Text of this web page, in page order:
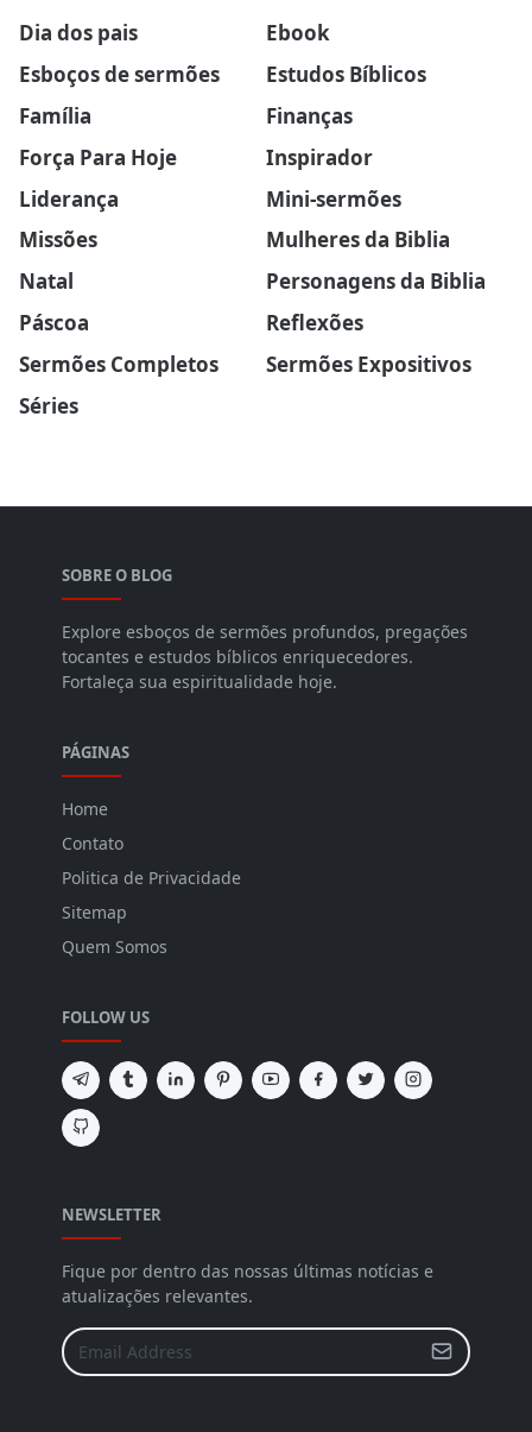
Dia dos pais
Ebook
Esboços de sermões
Estudos Bíblicos
Família
Finanças
Força Para Hoje
Inspirador
Liderança
Mini-sermões
Missões
Mulheres da Biblia
Natal
Personagens da Biblia
Páscoa
Reflexões
Sermões Completos
Sermões Expositivos
Séries
SOBRE O BLOG
Explore esboços de sermões profundos, pregações
tocantes e estudos bíblicos enriquecedores.
Fortaleça sua espiritualidade hoje.
PÁGINAS
Home
Contato
Politica de Privacidade
Sitemap
Quem Somos
FOLLOW US
NEWSLETTER
Fique por dentro das nossas últimas notícias e
atualizações relevantes.